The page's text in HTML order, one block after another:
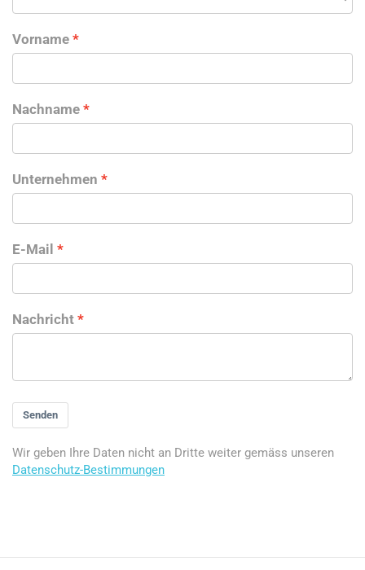
Vorname
Nachname
Unternehmen
E-Mail
Nachricht
Senden
Wir geben Ihre Daten nicht an Dritte weiter gemäss unseren
Datenschutz-Bestimmungen